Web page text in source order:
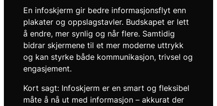
En infoskjerm gir bedre informasjonsflyt enn
plakater og oppslagstavler. Budskapet er lett
å endre, mer synlig og når flere. Samtidig
bidrar skjermene til et mer moderne uttrykk
og kan styrke både kommunikasjon, trivsel og
engasjement.
Kort sagt: Infoskjerm er en smart og fleksibel
måte å nå ut med informasjon – akkurat der